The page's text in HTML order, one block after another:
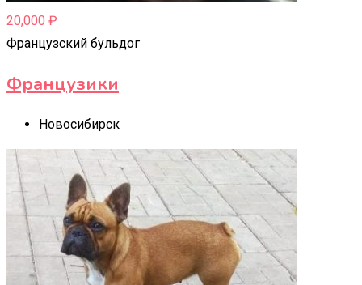
20,000 ₽
Французский бульдог
Французики
Новосибирск